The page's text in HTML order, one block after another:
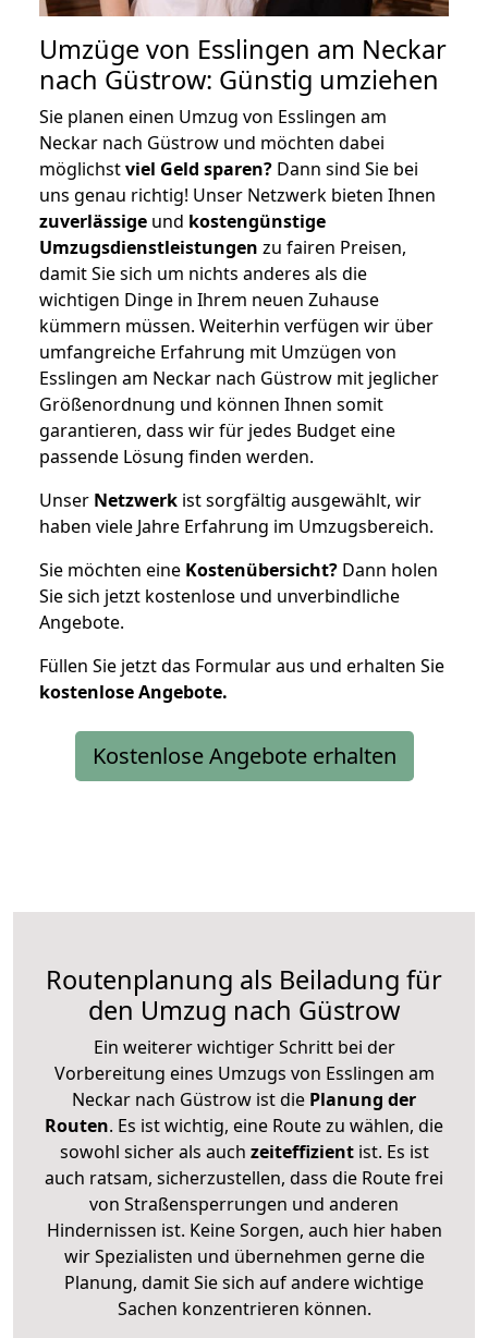
Umzüge von Esslingen am Neckar
nach Güstrow: Günstig umziehen
Sie planen einen Umzug von Esslingen am
Neckar nach Güstrow und möchten dabei
möglichstviel Geld sparen? Dann sind Sie bei
uns genau richtig! Unser Netzwerk bieten Ihnen
zuverlässige und kostengünstige
Umzugsdienstleistungen zu fairen Preisen,
damit Sie sich um nichts anderes als die
wichtigen Dinge in Ihrem neuen Zuhause
kümmern müssen. Weiterhin verfügen wir über
umfangreiche Erfahrung mit Umzügen von
Esslingen am Neckar nach Güstrow mit jeglicher
Größenordnung und können Ihnen somit
garantieren, dass wir für jedes Budget eine
passende Lösung finden werden.
Unser Netzwerk ist sorgfältig ausgewählt, wir
haben viele Jahre Erfahrung im Umzugsbereich.
Sie möchten eine Kostenübersicht? Dann holen
Sie sich jetzt kostenlose und unverbindliche
Angebote.
Füllen Sie jetzt das Formular aus und erhalten Sie
kostenloseAngebote.
Kostenlose Angebote erhalten
Routenplanung als Beiladung für
den Umzug nach Güstrow
Ein weiterer wichtiger Schritt bei der
Vorbereitung eines Umzugs von Esslingen am
Neckar nach Güstrow ist die Planung der
Routen. Es ist wichtig, eine Route zu wählen, die
sowohl sicher als auch zeiteffizientist. Es ist
auch ratsam, sicherzustellen, dass die Route frei
von Straßensperrungen und anderen
Hindernissen ist. Keine Sorgen, auch hier haben
wir Spezialisten und übernehmen gerne die
Planung, damit Sie sich auf andere wichtige
Sachen konzentrieren können.